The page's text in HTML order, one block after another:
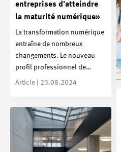
entreprises d’atteindre
la maturité numérique»
La transformation numérique
entraîne de nombreux
changements. Le nouveau
profil professionnel de…
Article | 23.08.2024